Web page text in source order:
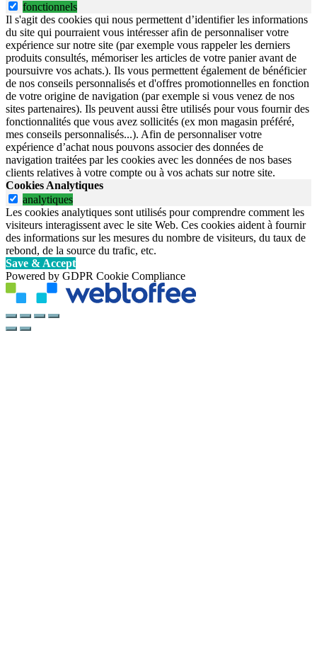
fonctionnels
Il s'agit des cookies qui nous permettent d’identifier les informations
du site qui pourraient vous intéresser afin de personnaliser votre
expérience sur notre site (par exemple vous rappeler les derniers
produits consultés, mémoriser les articles de votre panier avant de
poursuivre vos achats.). Ils vous permettent également de bénéficier
de nos conseils personnalisés et d'offres promotionnelles en fonction
de votre origine de navigation (par exemple si vous venez de nos
sites partenaires). Ils peuvent aussi être utilisés pour vous fournir des
fonctionnalités que vous avez sollicités (ex mon magasin préféré,
mes conseils personnalisés...). Afin de personnaliser votre
expérience d’achat nous pouvons associer des données de
navigation traitées par les cookies avec les données de nos bases
clients relatives à votre compte ou à vos achats sur notre site.
Cookies Analytiques
analytiques
Les cookies analytiques sont utilisés pour comprendre comment les
visiteurs interagissent avec le site Web. Ces cookies aident à fournir
des informations sur les mesures du nombre de visiteurs, du taux de
rebond, de la source du trafic, etc.
Save & Accept
Powered by GDPR Cookie Compliance